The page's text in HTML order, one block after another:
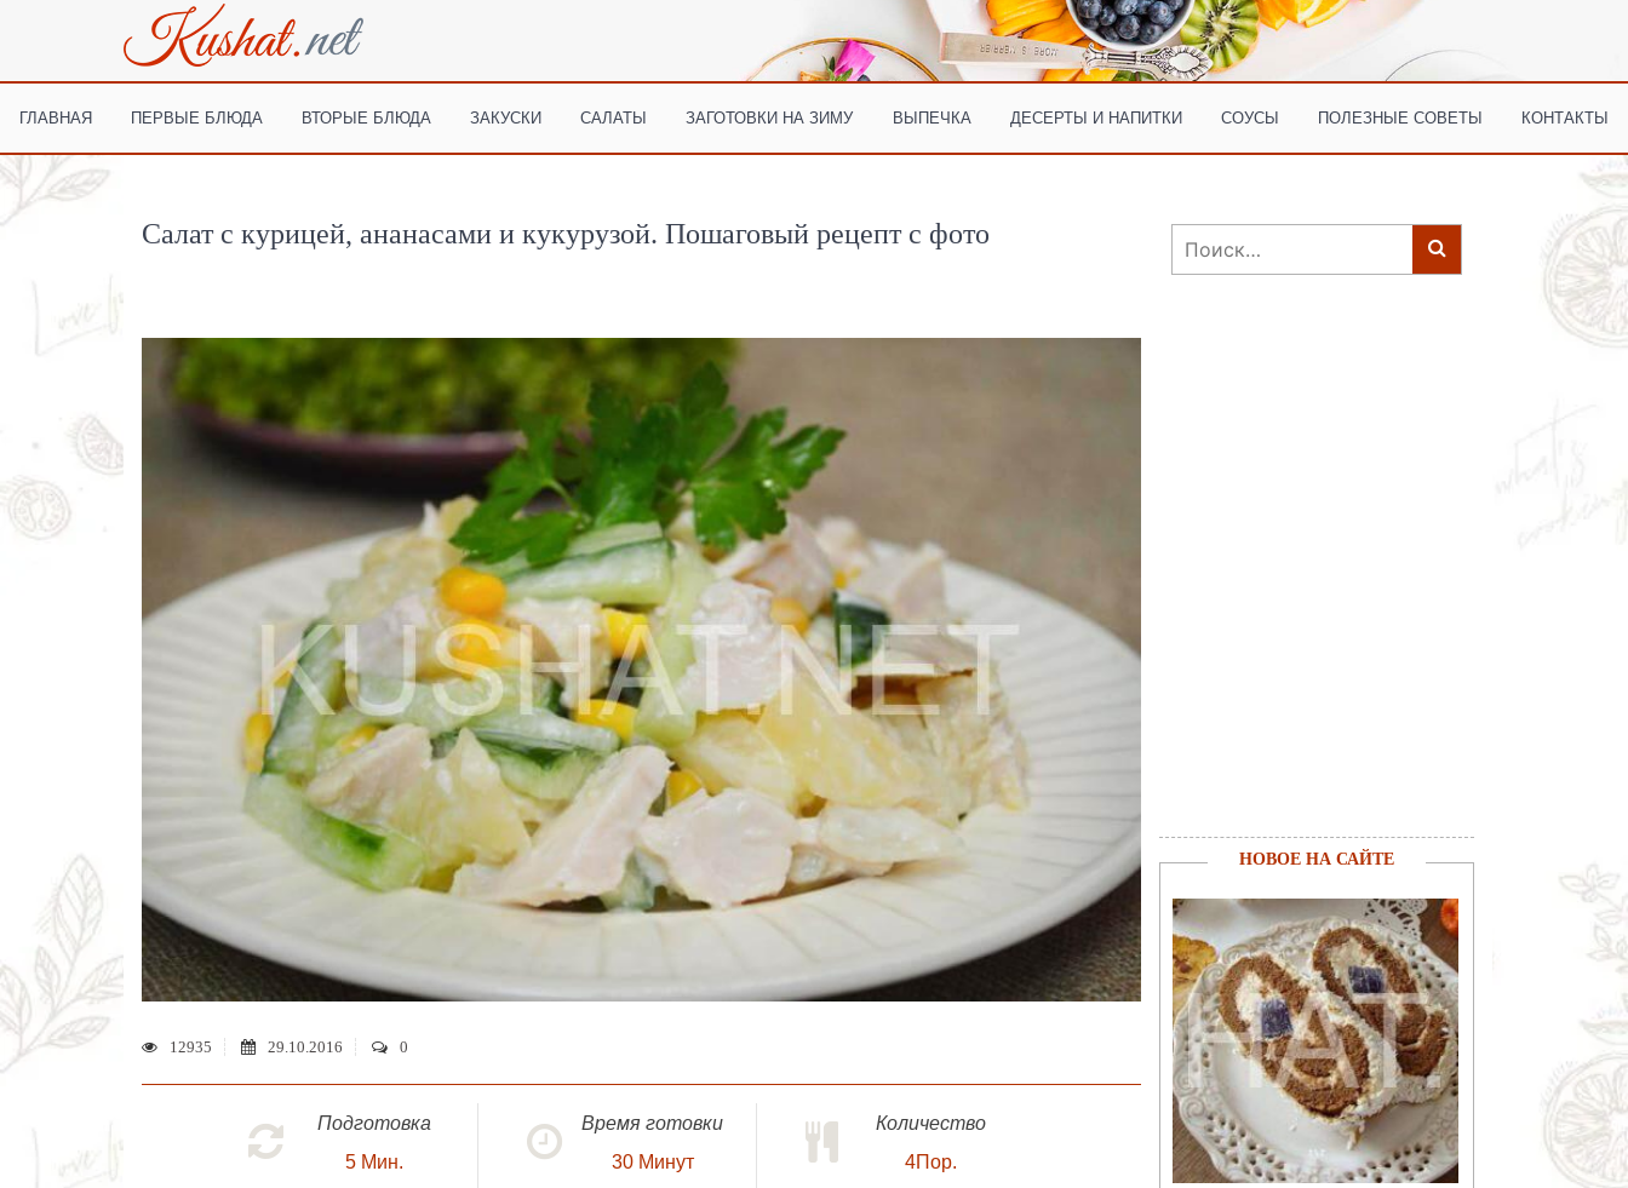
ГЛАВНАЯ ПЕРВЫЕ БЛЮДА ВТОРЫЕ БЛЮДА ЗАКУСКИ САЛАТЫ ЗАГОТОВКИ НА ЗИМУ ВЫПЕЧКА ДЕСЕРТЫ И НАПИТКИ СОУСЫ ПОЛЕЗНЫЕ СОВЕТЫ КОНТАКТЫ
Салат с курицей, ананасами и кукурузой. Пошаговый рецепт с фото
12935 29.10.2016 0
Подготовка
5 Мин.
Время готовки
30 Минут
Количество
4Пор.
Найти:
НОВОЕ НА САЙТЕ